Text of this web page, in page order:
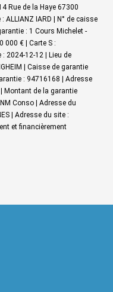
Rue de la Haye 67300
ALLIANZ IARD | N° de caisse
: 1 Cours Michelet -
000 € | Carte S :
2024-12-12 | Lieu de
| Caisse de garantie
: 94716168 | Adresse
Montant de la garantie
Conso | Adresse du
| Adresse du site :
et financièrement